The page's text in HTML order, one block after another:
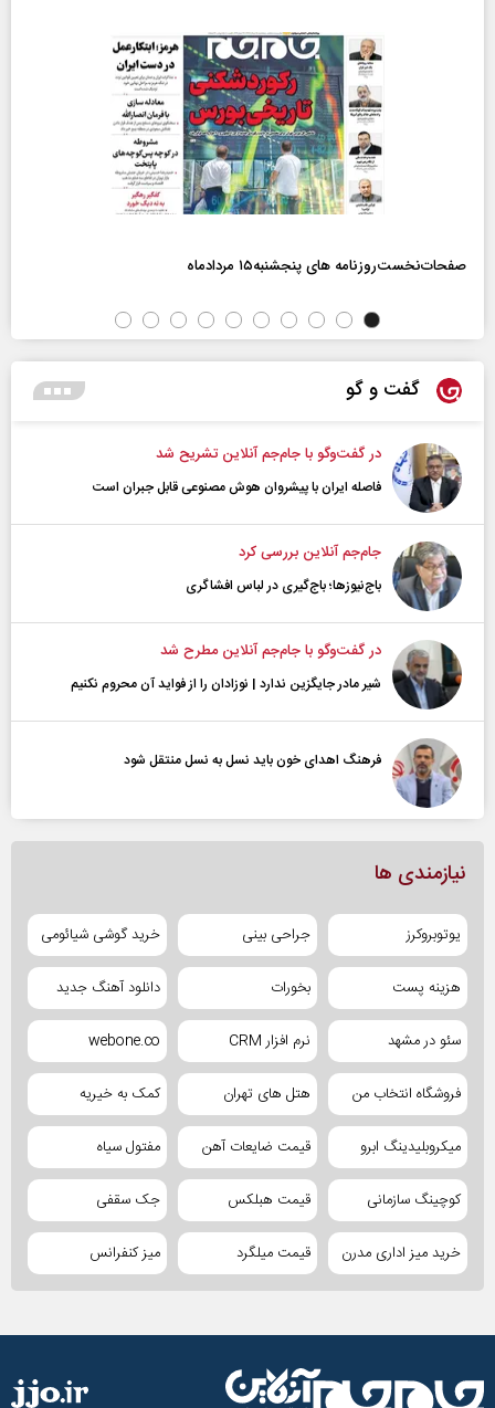
صفحات‌نخست‌روزنامه ها‌ی پنجشنبه‌۱۵ مردادماه
گفت و گو
در گفت‌و‌گو با جام‌جم آنلاین تشریح شد
فاصله ایران با پیشرو‌ان هوش مصنوعی قابل جبران است
جام‌جم آنلاین بررسی کرد
باج‌نیوزها؛ باج‌گیری در لباس افشاگری
در گفت‌و‌گو با جام‌جم آنلاین مطرح شد
شیر مادر جایگزین ندارد | نوزادان را از فواید آن محروم نکنیم
فرهنگ اهدای خون باید نسل به نسل منتقل شود
نیازمندی ها
یوتوبروکرز جراحی بینی خرید گوشی شیائومی
هزینه پست بخورات دانلود آهنگ جدید
سئو در مشهد نرم افزار CRM webone.co
فروشگاه انتخاب من هتل های تهران کمک به خیریه
میکروبلیدینگ ابرو قیمت ضایعات آهن مفتول سیاه
کوچینگ سازمانی قیمت هبلکس جک سقفی
خرید میز اداری مدرن قیمت میلگرد میز کنفرانس